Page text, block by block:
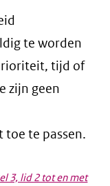
te worden
tijd of
zijn geen
te passen.
3, lid 2 tot en met